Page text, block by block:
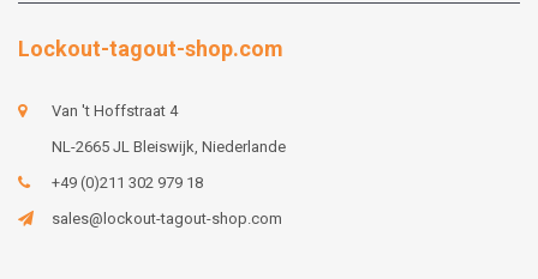
Lockout-tagout-shop.com
Van 't Hoffstraat 4
NL-2665 JL Bleiswijk, Niederlande
+49 (0)211 302 979 18
sales@lockout-tagout-shop.com